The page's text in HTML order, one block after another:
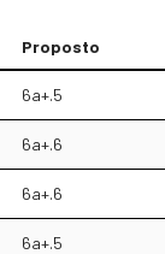
Proposto
6a+.5
6a+.6
6a+.6
6a+.5